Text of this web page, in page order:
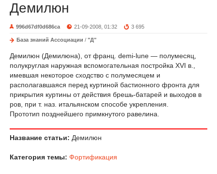
Демилюн
996d67df0d686ca 21-09-2008, 01:32 3 695
База знаний Ассоциации / "Д"
Демилюн (Демилюна), от франц. demi-lune — полумесяц,
полукруглая наружная вспомогательная постройка XVI в.,
имевшая некоторое сходство с полумесяцем и
располагавшаяся перед куртиной бастионного фронта для
прикрытия куртины от действия брешь-батарей и выходов в
ров, при т. наз. итальянском способе укрепления.
Прототип позднейшего примкнутого равелина.
Название статьи: Демилюн
Категория темы: Фортификация